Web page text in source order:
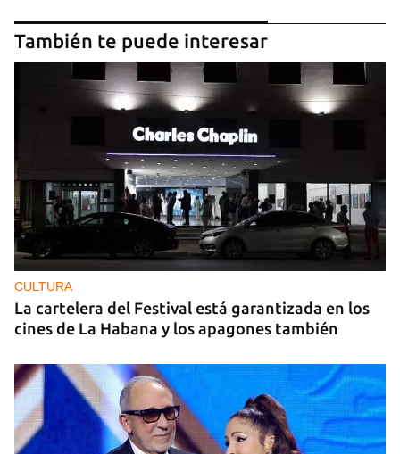
También te puede interesar
CULTURA
La cartelera del Festival está garantizada en los
cines de La Habana y los apagones también